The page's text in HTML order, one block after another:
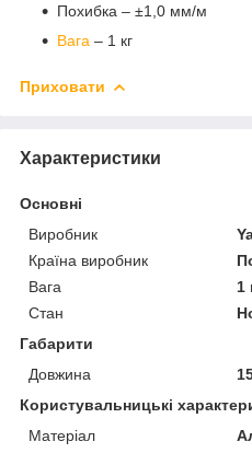
Похибка – ±1,0 мм/м
Вага – 1 кг
Приховати
Характеристики
Основні
Виробник
Країна виробник
Вага
1
Стан
Габарити
Довжина
Користувальницькі
Матеріал